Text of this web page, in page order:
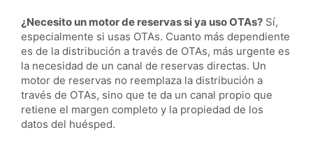
¿Necesito un motor de reservas si ya uso OTAs? Sí,
especialmente si usas OTAs. Cuanto más dependiente
es de la distribución a través de OTAs, más urgente es
la necesidad de un canal de reservas directas. Un
motor de reservas no reemplaza la distribución a
través de OTAs, sino que te da un canal propio que
retiene el margen completo y la propiedad de los
datos del huésped.